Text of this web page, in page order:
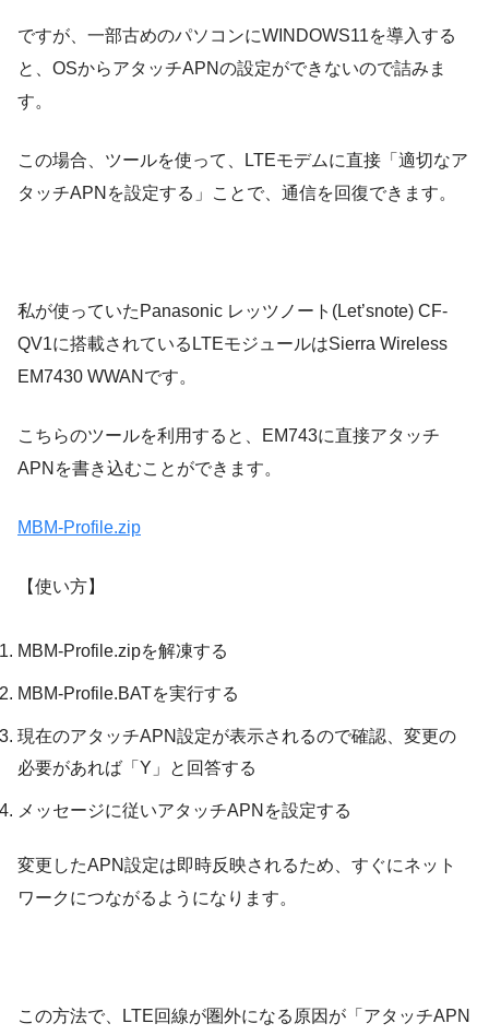
ですが、一部古めのパソコンにWINDOWS11を導入する
と、OSからアタッチAPNの設定ができないので詰みま
す。
この場合、ツールを使って、LTEモデムに直接「適切なア
タッチAPNを設定する」ことで、通信を回復できます。
私が使っていたPanasonic レッツノート(Let’snote) CF-
QV1に搭載されているLTEモジュールはSierra Wireless
EM7430 WWANです。
こちらのツールを利用すると、EM743に直接アタッチ
APNを書き込むことができます。
MBM-Profile.zip
【使い方】
MBM-Profile.zipを解凍する
MBM-Profile.BATを実行する
現在のアタッチAPN設定が表示されるので確認、変更の
必要があれば「Y」と回答する
メッセージに従いアタッチAPNを設定する
変更したAPN設定は即時反映されるため、すぐにネット
ワークにつながるようになります。
この方法で、LTE回線が圏外になる原因が「アタッチAPN